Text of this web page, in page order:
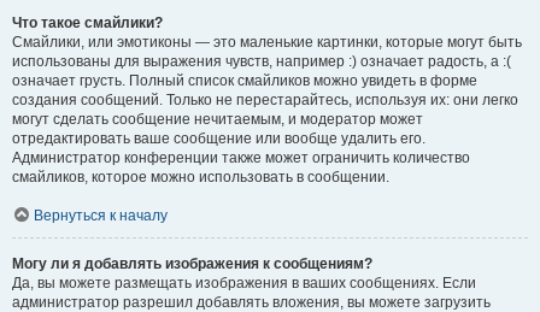
Что такое смайлики?
Смайлики, или эмотиконы — это маленькие картинки, которые могут быть
использованы для выражения чувств, например :) означает радость, а :(
означает грусть. Полный список смайликов можно увидеть в форме
создания сообщений. Только не перестарайтесь, используя их: они легко
могут сделать сообщение нечитаемым, и модератор может
отредактировать ваше сообщение или вообще удалить его.
Администратор конференции также может ограничить количество
смайликов, которое можно использовать в сообщении.
Вернуться к началу
Могу ли я добавлять изображения к сообщениям?
Да, вы можете размещать изображения в ваших сообщениях. Если
администратор разрешил добавлять вложения, вы можете загрузить